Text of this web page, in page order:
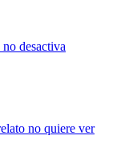
desactiva
no quiere ver